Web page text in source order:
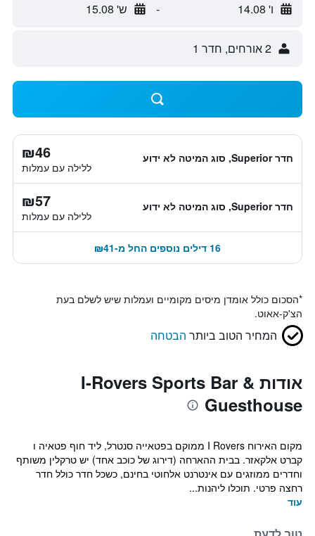
ו' 14.08 - ש' 15.08
2 אורחים, חדר 1
חדר Superior, סוג המיטה לא ידוע ₪46
ללילה עם עמלות
חדר Superior, סוג המיטה לא ידוע ₪57
ללילה עם עמלות
16 דילים נוספים החל מ-₪41
*הסכום כולל אומדן מיסים מקומיים ועמלות שיש לשלם בעת
הצ'ק-אאוט.
המחיר הטוב ביותר הבטחה
אודות I-Rovers Sports Bar &
Guesthouse
מקום האירוח I Rovers ממוקם בפטאייה סנטרל, ליד חוף פטאיה ו
קברט אלקאזר. בבית ההארחה (דירוג של כוכב אחד) יש טרקלין משותף
וחדרים ממוזגים עם אינטרנט אלחוטי בחינם, כשכל חדר כולל חדר
רחצה פרטי. תוכלו ליהנות...
עוד